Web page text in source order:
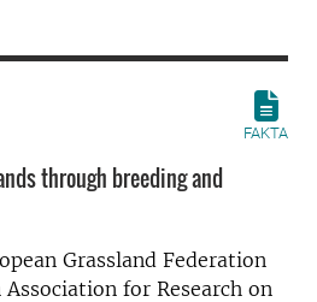
FAKTA
through breeding and
Grassland Federation
Association for Research on